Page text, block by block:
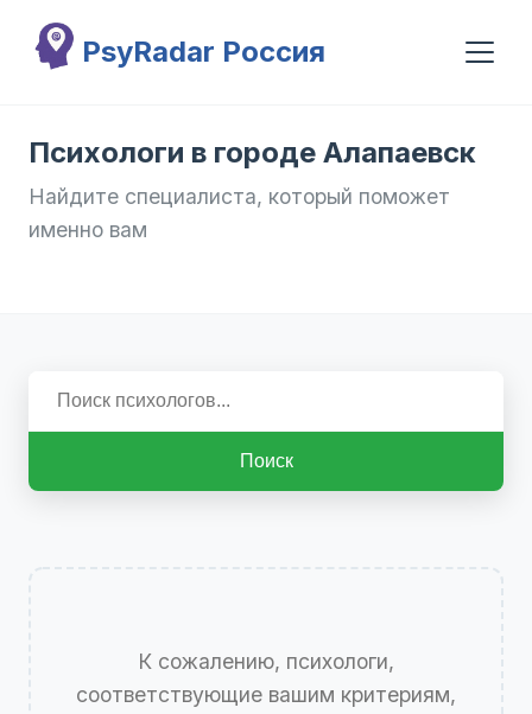
PsyRadar Россия
Психологи в городе Алапаевск
Найдите специалиста, который поможет
именно вам
Поиск
К сожалению, психологи,
соответствующие вашим критериям,